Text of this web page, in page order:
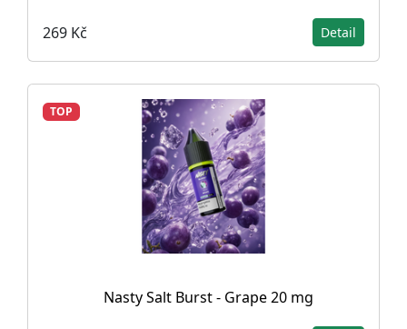
269 Kč Detail
TOP
Nasty Salt Burst - Grape 20 mg